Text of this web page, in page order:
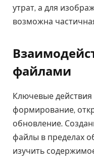
утрат, а для
возможна
файлами
Ключевые
формирование,
обновление.
файлы в пределах
изучить